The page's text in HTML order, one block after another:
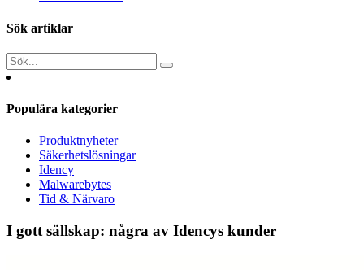
Sök artiklar
Populära kategorier
Produktnyheter
Säkerhetslösningar
Idency
Malwarebytes
Tid & Närvaro
I gott sällskap: några av Idencys kunder